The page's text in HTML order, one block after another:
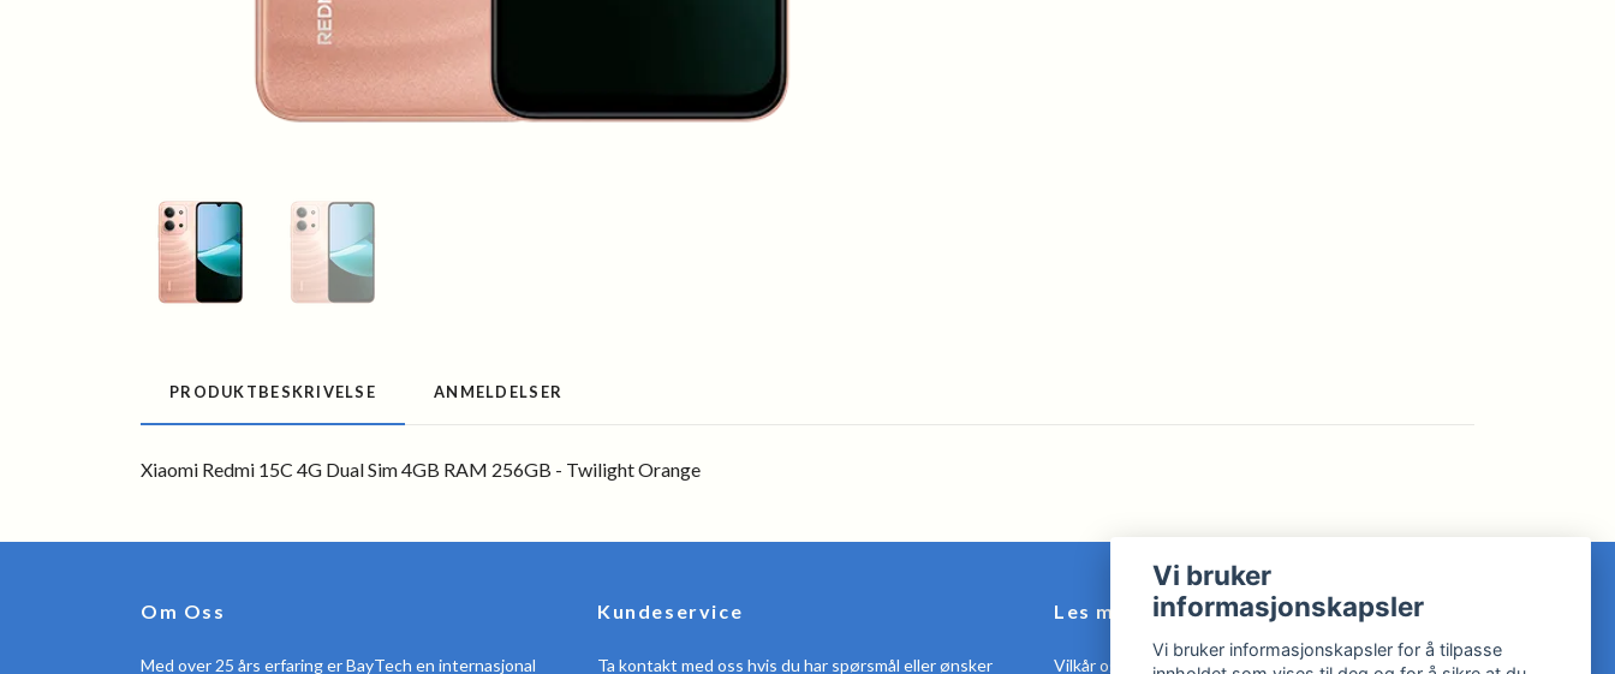
PRODUKTBESKRIVELSE ANMELDELSER
Xiaomi Redmi 15C 4G Dual Sim 4GB RAM 256GB - Twilight Orange
Om Oss
Med over 25 års erfaring er BayTech en internasjonal
Kundeservice
Ta kontakt med oss hvis du har spørsmål eller ønsker
Les mer
Vilkår og Betingelser
Vi bruker
informasjonskapsler
Vi bruker informasjonskapsler for å tilpasse